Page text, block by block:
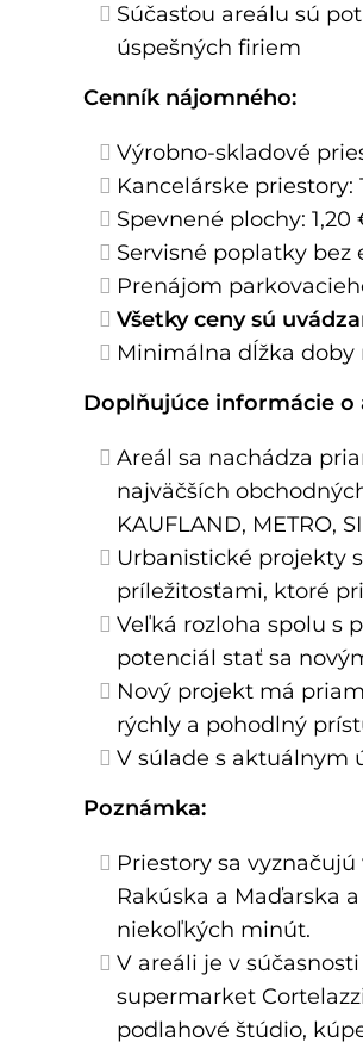
Súčasťou areálu sú
úspešných firiem
Cenník nájomného:
Výrobno-skladové
Kancelárske priestory:
Spevnené plochy:
Servisné poplatky bez
Prenájom
Všetky ceny sú
Minimálna dĺžka doby
Doplňujúce informácie o
Areál sa nachádza
najväčších
KAUFLAND, METRO,
Urbanistické projekty
príležitosťami, ktoré
Veľká rozloha spolu s
potenciál stať sa
Nový projekt má
rýchly a pohodlný
V súlade s aktuálnym
Poznámka:
Priestory sa
Rakúska a Maďarska
niekoľkých minút.
V areáli je v
supermarket
podlahové štúdio,